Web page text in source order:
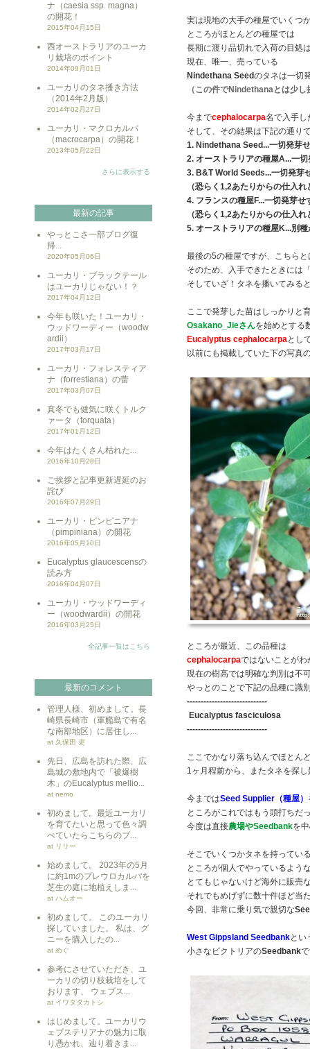
ナ（caesia ssp. magna）
の開花！
2015年04月15日
西オーストラリアのユーカ
リ栽培のポイント
2014年09月01日
ユーカリのタネ播き方法
（2014年2月版）
2014年02月27日
ユーカリ・マクロカルパ
（macrocarpa）の開花！
2013年05月22日
さらに表示する
最新の記事
やっとこさ一部ブログ復
帰...
2020年05月06日
ユーカリ・ブラックテール
はユーカリじゃない！？
2017年04月12日
今年も咲いた！ユーカリ・
ウッドワーディー（woodw
ardii）
2017年03月17日
ユーカリ・フォレスティア
ナ（forrestiana）の蕾
2017年03月07日
真冬でも健気に咲くトルク
ァータ（torquata）
2017年01月12日
今年はたくさん枯れた...
2016年10月28日
ご挨拶と記事更新遅延のお
詫び
2016年07月29日
ユーカリ・ピンピニアナ
（pimpiniana）の開花
2016年05月10日
Eucalyptus glaucescensの
読み方
2016年04月07日
ユーカリ・ウッドワーディ
ー（woodwardii）の開花
2016年03月25日
全記事一覧はこちら
最新のコメント
管理人様、初めまして。長
崎県長崎市（軍艦島で有名
な南部地区）に居住し...
at 久保田 吏
先日、広島を訪れた際、広
島城の敷地内で「被爆樹
木」のEucalyptus mellio...
at nemo
初めまして。最近ユーカリ
を育てたいと思って色々調
べていたらこちらのブ...
at リリー
始めまして。 2023年の5月
に約1mのプレウロカルパを
芝生の庭に地植えしま...
at ハムオー
初めまして。 このユーカリ
探していました。 私は、グ
ニーを購入したの...
at めぐ
参考にさせていただき、ユ
ーカリの切り枝栽培をして
おります、 ウェブス...
at イワタタカトシ
はじめまして。ユーカリウ
ェブステリアナの魅力に取
り憑かれ、辿り着きま...
実は現地の大手の種屋でいくつ
ところがほとんどの種屋では
長期に渡り品切れで入荷の目処
現在、唯一、売っている
Nindethana Seedのタネは一切
（この件でNindethanaとは少
今までcephalocarpa名で入手し
そして、その結果は下記の通り
1. Nindethana Seed...一切発芽
2. オーストラリアの種屋A...一
3. B&T World Seeds...一切発芽
（恐らく1,2あたりからの仕入れ
4. フランスの種屋F...一切発芽せ
（恐らく1,2あたりからの仕入れ
5. オーストラリアの種屋K...別種
最後の5の種屋ですが、こちら
そのため、入手できたときには
そしていざ！タネを播いてみる
ここで発芽した苗はしっかりと
Osakano_Jieさんを始めとする
Eucalyptus cephalocarpaとし
以前にも掲載していた下の写真
ところが最近、この品種は
cephalocarpaではないことがわ
現在の樹高では明確な判別は不
やっとのことで下記の品種に識
-----------------------------
Eucalyptus fasciculosa
-----------------------------
ここでかなり落ち込んでほとん
1ヶ月程前から、またタネを探
今まではSeed Supplier（種屋）
ところがこれではもう頭打ちだ
今度は直接農場やSeedbankを
そこでいくつかタネを持ってい
ところが個人でやっているよう
とてもじゃないけど海外に販売
それでもめげずに数十件ほど当
今回、非常に乗り気で親切な
West Gippsland Seedbankとい
小さなビクトリアのSeedbank